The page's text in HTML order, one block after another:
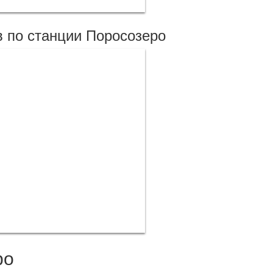
станции Поросозеро